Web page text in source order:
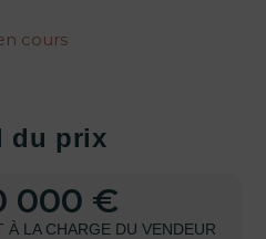
cours
du prix
000 €
À LA CHARGE DU VENDEUR